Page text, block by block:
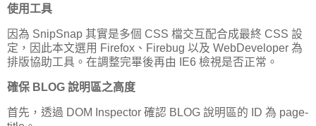
使用工具
因為 SnipSnap 其實是多個 CSS 檔交互配合成最終 CSS 設
定，因此本文選用 Firefox、Firebug 以及 WebDeveloper 為
排版協助工具。在調整完畢後再由 IE6 檢視是否正常。
確保 BLOG 說明區之高度
首先，透過 DOM Inspector 確認 BLOG 說明區的 ID 為 page-